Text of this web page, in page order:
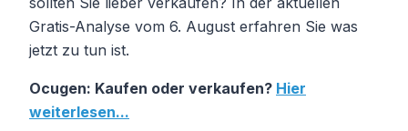
Gratis-Analyse vom 6. August erfahren Sie was
jetzt zu tun ist.
Ocugen: Kaufen oder verkaufen? Hier
weiterlesen...